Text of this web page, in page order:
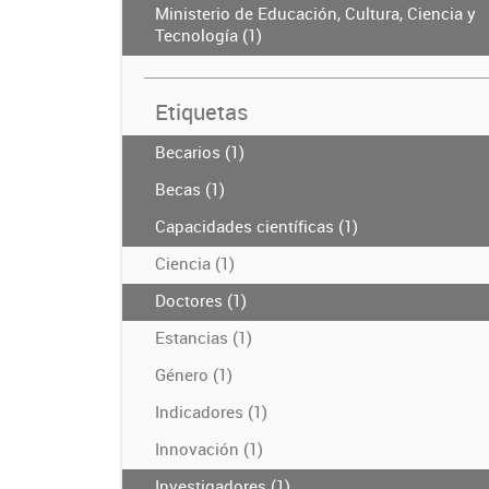
Ministerio de Educación, Cultura, Ciencia y
Tecnología (1)
Etiquetas
Becarios (1)
Becas (1)
Capacidades científicas (1)
Ciencia (1)
Doctores (1)
Estancias (1)
Género (1)
Indicadores (1)
Innovación (1)